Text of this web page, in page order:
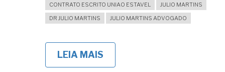
CONTRATO ESCRITO UNIAO ESTAVEL
JULIO MARTINS
DR JULIO MARTINS
JULIO MARTINS ADVOGADO
LEIA MAIS
INVENTÁRIO